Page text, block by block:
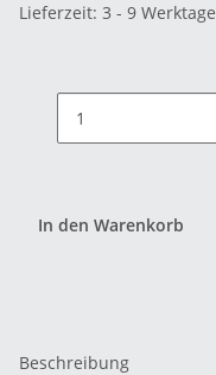
Lieferzeit: 3 - 9 Werktage
In den Warenkorb
Beschreibung